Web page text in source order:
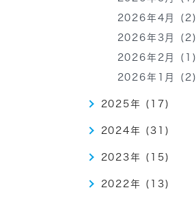
2026年4月 (2)
2026年3月 (2)
2026年2月 (1)
2026年1月 (2)
2025年 (17)
2024年 (31)
2023年 (15)
2022年 (13)